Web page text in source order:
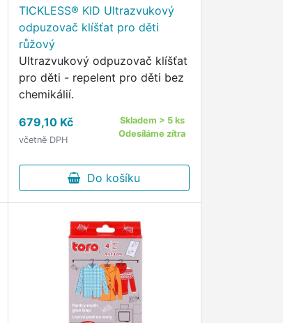
TICKLESS® KID Ultrazvukový
odpuzovač klíšťat pro děti
růžový
Ultrazvukový odpuzovač klíšťat
pro děti - repelent pro děti bez
chemikálií.
679,10 Kč
včetně DPH
Skladem > 5 ks
Odesíláme zítra
Do košíku